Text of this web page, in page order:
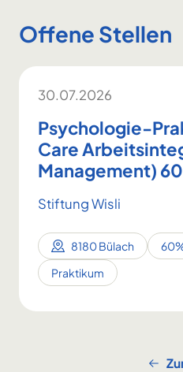
Offene Stellen
30.07.2026
Psychologie-
Care
Management)
Stiftung Wisli
8180 Bülach
Praktikum